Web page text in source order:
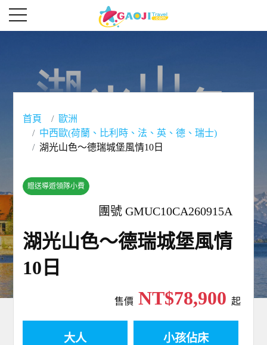
首頁
歐洲
中西歐(荷蘭、比利時、法、英、德、瑞士)
湖光山色～德瑞城堡風情10日
贈送導遊領隊小費
團號 GMUC10CA260915A
湖光山色～德瑞城堡風情
10日
售價NT$78,900 起
大人 小孩佔床